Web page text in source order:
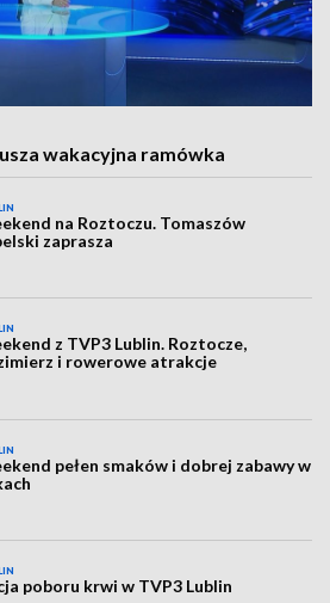
wakacyjna ramówka
na Roztoczu. Tomaszów
zaprasza
z TVP3 Lublin. Roztocze,
i rowerowe atrakcje
pełen smaków i dobrej zabawy w
poboru krwi w TVP3 Lublin